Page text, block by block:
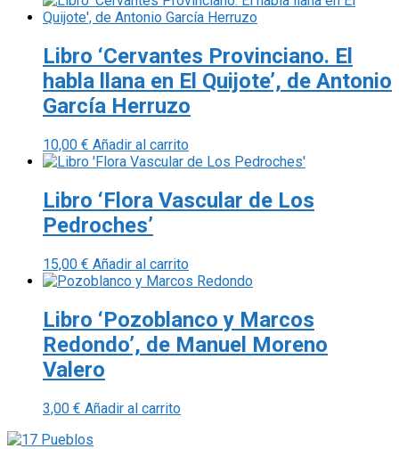
Libro ‘Cervantes Provinciano. El
habla llana en El Quijote’, de Antonio
García Herruzo
10,00 € Añadir al carrito
Libro ‘Flora Vascular de Los
Pedroches’
15,00 € Añadir al carrito
Libro ‘Pozoblanco y Marcos
Redondo’, de Manuel Moreno
Valero
3,00 € Añadir al carrito